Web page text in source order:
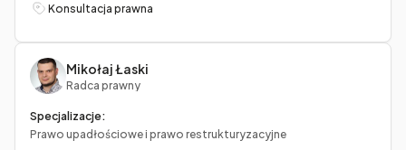
Konsultacja prawna
Mikołaj Łaski
Radca prawny
Specjalizacje:
Prawo upadłościowe i prawo restrukturyzacyjne